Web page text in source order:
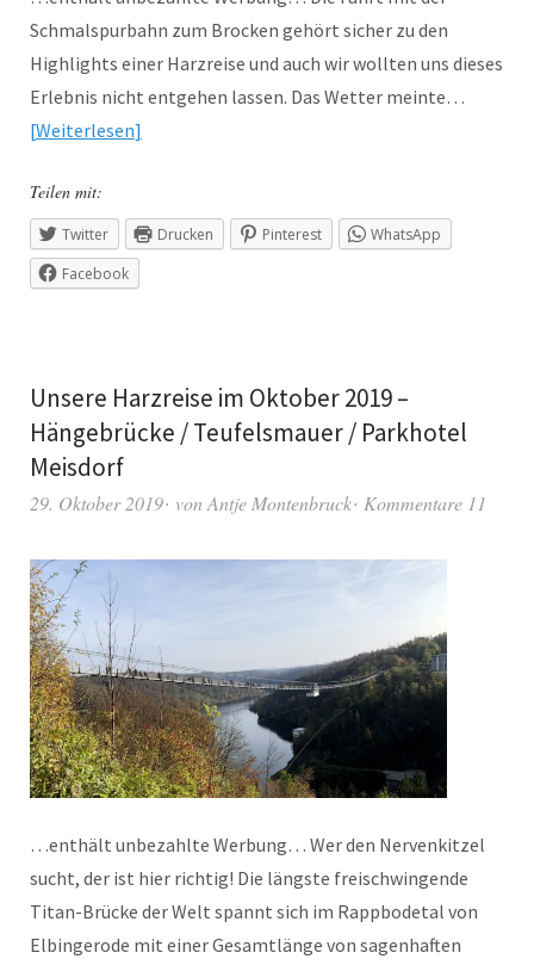
Schmalspurbahn zum Brocken gehört sicher zu den
Highlights einer Harzreise und auch wir wollten uns dieses
Erlebnis nicht entgehen lassen. Das Wetter meinte…
Weiterlesen
Teilen mit:
Twitter Drucken Pinterest
WhatsApp
Facebook
Unsere Harzreise im Oktober 2019 –
Hängebrücke / Teufelsmauer / Parkhotel
Meisdorf
29. Oktober 2019 vonAntje Montenbruck Kommentare 11
…enthält unbezahlte Werbung… Wer den Nervenkitzel
sucht, der ist hier richtig! Die längste freischwingende
Titan-Brücke der Welt spannt sich im Rappbodetal von
Elbingerode mit einer Gesamtlänge von sagenhaften